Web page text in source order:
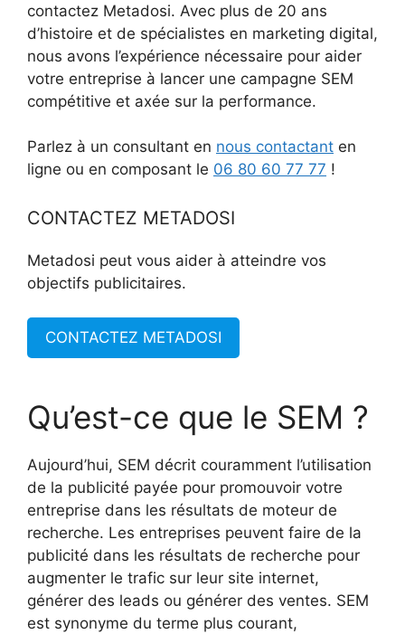
contactez Metadosi. Avec plus de 20 ans
d’histoire et de spécialistes en marketing digital,
nous avons l’expérience nécessaire pour aider
votre entreprise à lancer une campagne SEM
compétitive et axée sur la performance.
Parlez à un consultant en nous contactant en
ligne ou en composant le 06 80 60 77 77 !
CONTACTEZ METADOSI
Metadosi peut vous aider à atteindre vos
objectifs publicitaires.
CONTACTEZ METADOSI
Qu’est-ce que le SEM ?
Aujourd’hui, SEM décrit couramment l’utilisation
de la publicité payée pour promouvoir votre
entreprise dans les résultats de moteur de
recherche. Les entreprises peuvent faire de la
publicité dans les résultats de recherche pour
augmenter le trafic sur leur site internet,
générer des leads ou générer des ventes. SEM
est synonyme du terme plus courant,